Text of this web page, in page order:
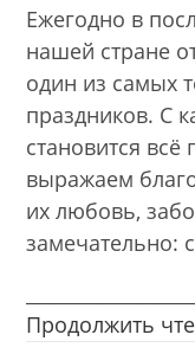
Ежегодно в
нашей стране
один из самых
праздников. С
становится
выражаем
их любовь,
замечательно:
Продолжить